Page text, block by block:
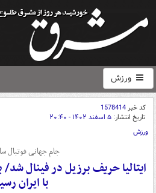
ورزش
کد خبر1578414
تاریخ انتشار: ۵ اسفند ۱۴۰۲ - ۲۰:۴۰
ورزش
جام جهانی فوتبال
ایتالیا حریف برزیل در فینال
با ایران